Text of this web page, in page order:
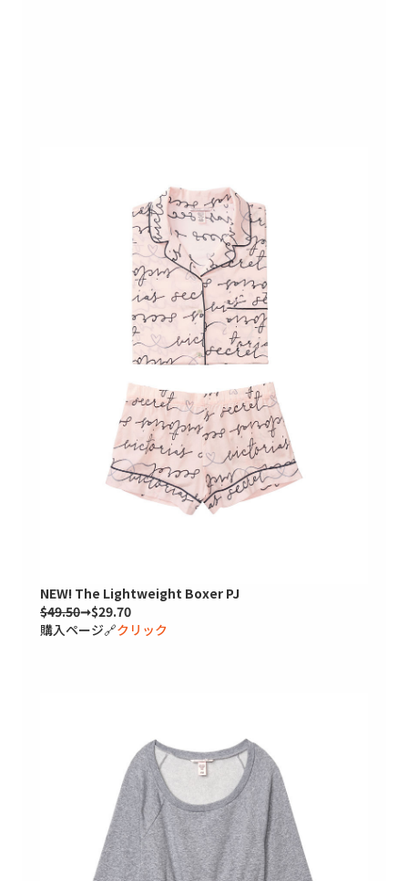
NEW! The Lightweight Boxer PJ
$49.50➞$29.70
購入ページ🔗クリック